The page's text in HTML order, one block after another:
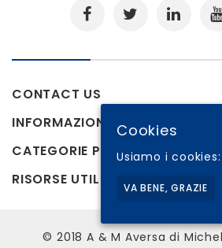
CONTACT US
INFORMAZIONI
CATEGORIE PRODOTTI
RISORSE UTILI
© 2018 A & M Aversa di
Cookies
Usiamo i
VA BENE, GRAZIE